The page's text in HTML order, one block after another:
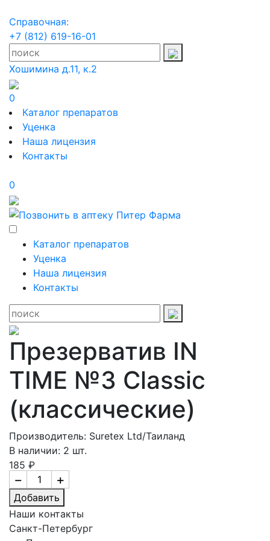
Справочная:
+7 (812) 619-16-01
Хошимина д.11, к.2
0
Каталог препаратов
Уценка
Наша лицензия
Контакты
0
Каталог препаратов
Уценка
Наша лицензия
Контакты
Презерватив IN
TIME №3 Classic
(классические)
Производитель: Suretex Ltd/Таиланд
В наличии: 2 шт.
185 ₽
+
−
Добавить
Наши контакты
Санкт-Петербург